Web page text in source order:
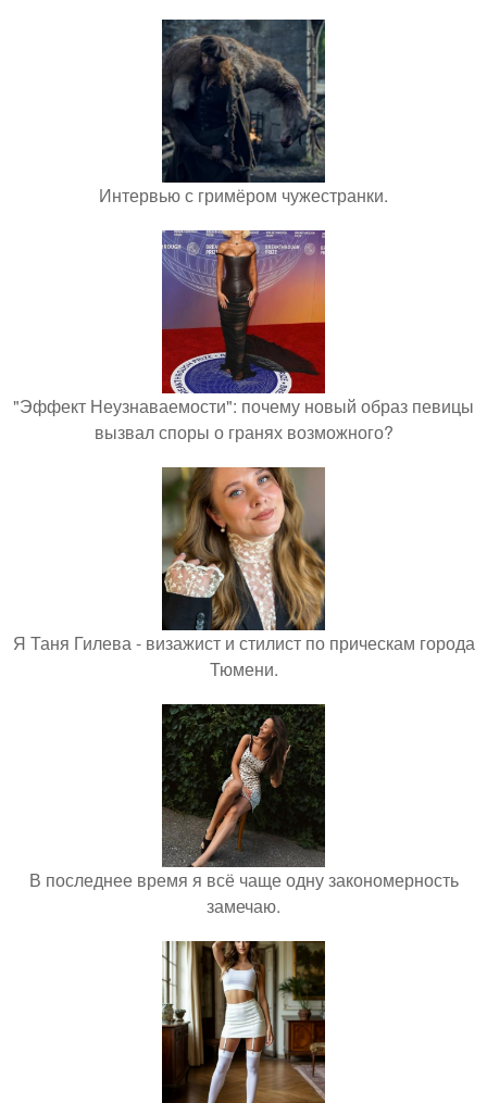
Интервью с гримёром чужестранки.
"Эффект Неузнаваемости": почему новый образ певицы
вызвал споры о гранях возможного?
Я Таня Гилева - визажист и стилист по прическам города
Тюмени.
В последнее время я всё чаще одну закономерность
замечаю.